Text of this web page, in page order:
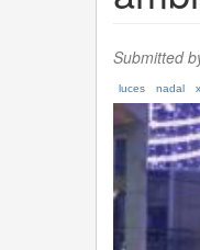
Submitted
luces
nadal